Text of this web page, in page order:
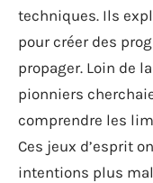
techniques. Ils
pour créer des
propager. Loin de
pionniers
comprendre les
Ces jeux d’esprit
intentions plus